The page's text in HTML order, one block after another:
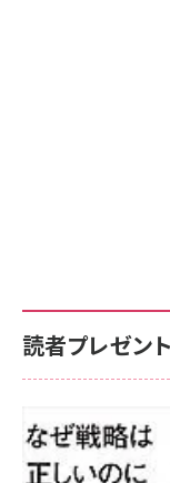
読者プレゼント
成果
があが
マーケ